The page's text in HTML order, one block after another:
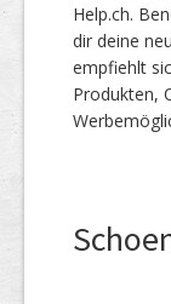
Help.ch.
dir deine
empfiehlt
Produkten,